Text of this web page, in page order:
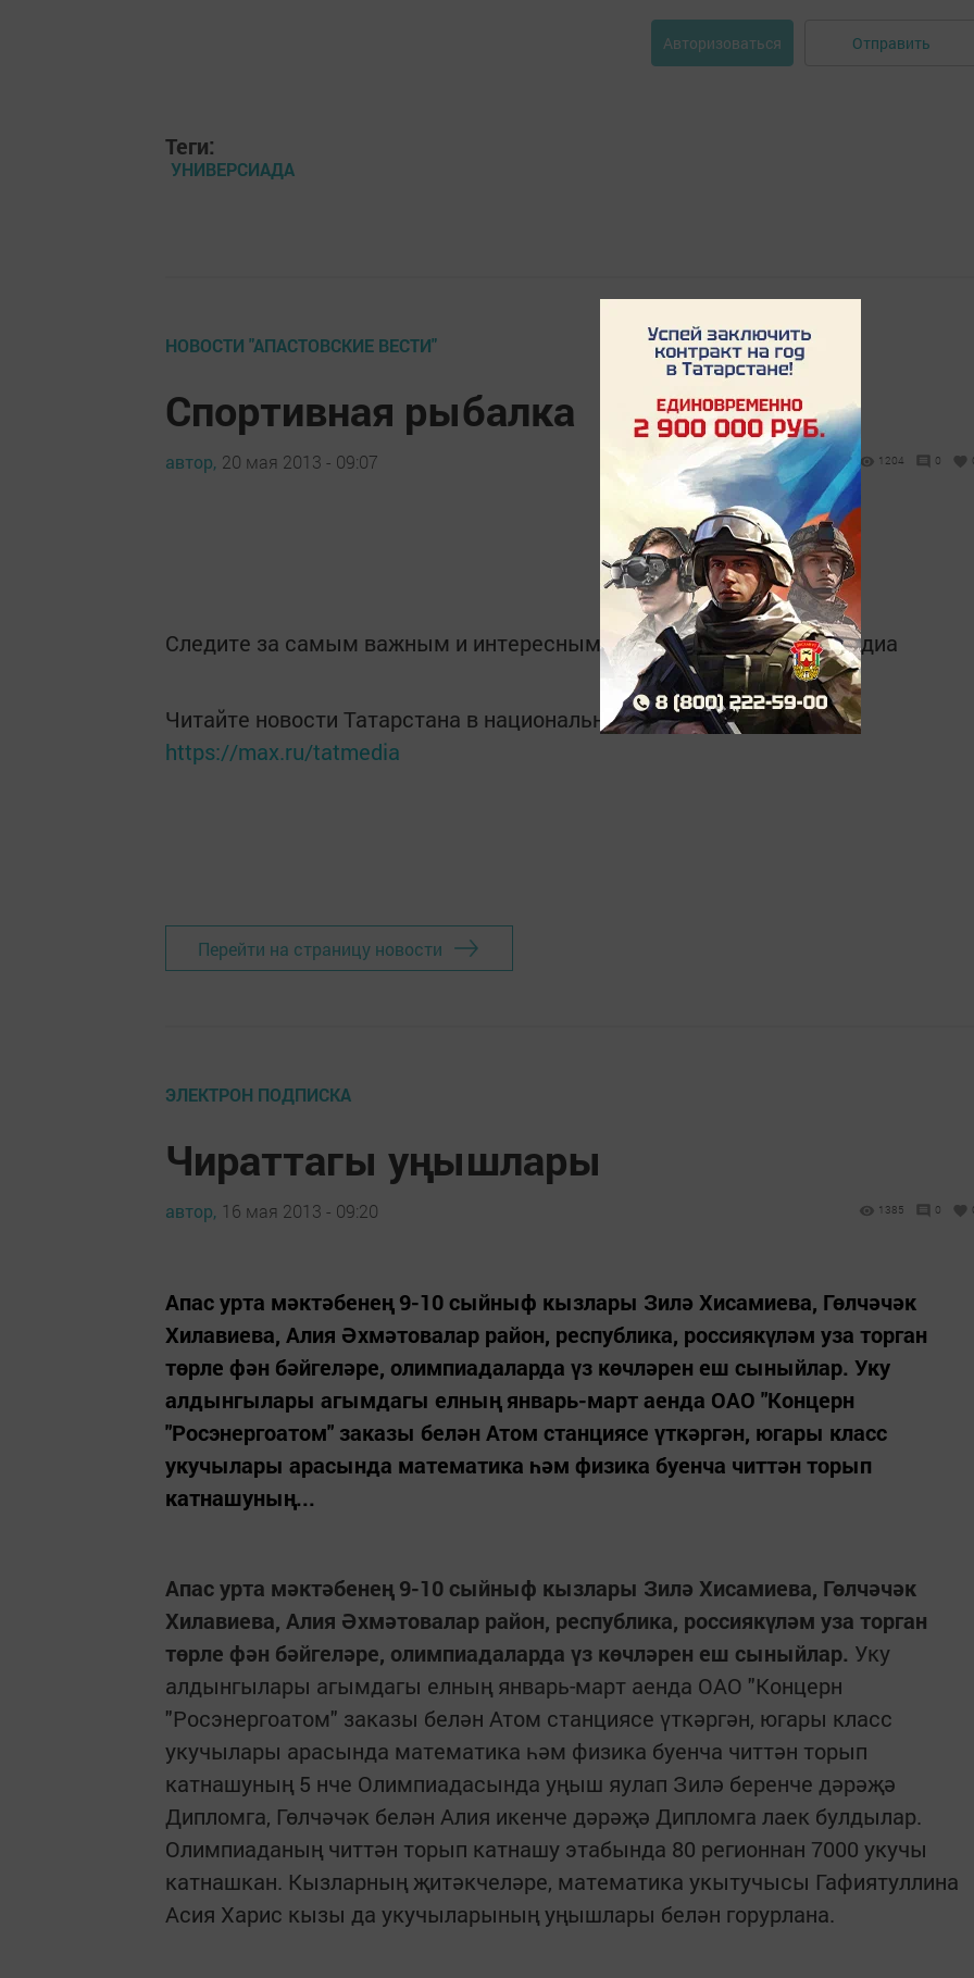
Авторизоваться Отправить
Теги:
УНИВЕРСИАДА
НОВОСТИ "АПАСТОВСКИЕ ВЕСТИ"
Спортивная рыбалка
автор, 20 мая 2013 - 09:07 1204 0
Следите за самым важным и интересным вTelegram-каналеТатмедиа
Читайте новости Татарстана в национальном мессенджере MАХ:
https://max.ru/tatmedia
Перейти на страницу новости
ЭЛЕКТРОН ПОДПИСКА
Чираттагы уңышлары
автор, 16 мая 2013 - 09:20 1385 0
Апас урта мәктәбенең 9-10 сыйныф кызлары Зилә Хисамиева, Гөлчәчәк
Хилавиева, Алия Әхмәтовалар район, республика, россиякүләм уза торган
төрле фән бәйгеләре, олимпиадаларда үз көчләрен еш сыныйлар. Уку
алдынгылары агымдагы елның январь-март аенда ОАО "Концерн
"Росэнергоатом" заказы белән Атом станциясе үткәргән, югары класс
укучылары арасында математика һәм физика буенча читтән торып
катнашуның...
Апас урта мәктәбенең 9-10 сыйныф кызлары Зилә Хисамиева, Гөлчәчәк
Хилавиева, Алия Әхмәтовалар район, республика, россиякүләм уза торган
төрле фән бәйгеләре, олимпиадаларда үз көчләрен еш сыныйлар. Уку
алдынгылары агымдагы елның январь-март аенда ОАО "Концерн
"Росэнергоатом" заказы белән Атом станциясе үткәргән, югары класс
укучылары арасында математика һәм физика буенча читтән торып
катнашуның 5 нче Олимпиадасында уңыш яулап Зилә беренче дәрәҗә
Дипломга, Гөлчәчәк белән Алия икенче дәрәҗә Дипломга лаек булдылар.
Олимпиаданың читтән торып катнашу этабында 80 регионнан 7000 укучы
катнашкан. Кызларның җитәкчеләре, математика укытучысы Гафиятуллина
Асия Харис кызы да укучыларының уңышлары белән горурлана.